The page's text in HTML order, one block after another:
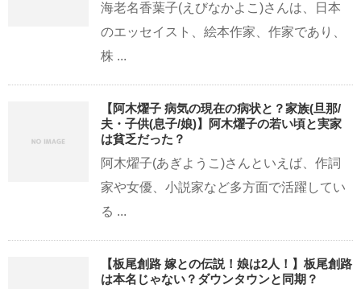
海老名香葉子(えびなかよこ)さんは、日本
のエッセイスト、絵本作家、作家であり、
株 ...
【阿木燿子 病気の現在の病状と？家族(旦那/
夫・子供(息子/娘)】阿木燿子の若い頃と実家
は貧乏だった？
阿木燿子(あぎようこ)さんといえば、作詞
家や女優、小説家など多方面で活躍してい
る ...
【板尾創路 嫁との伝説！娘は2人！】板尾創路
は本名じゃない？ダウンタウンと同期？